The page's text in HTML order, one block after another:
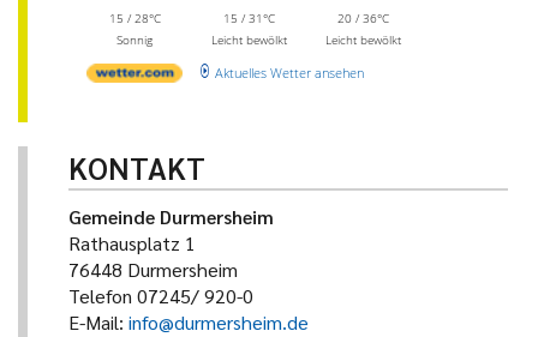
15 / 28°C
Sonnig
15 / 31°C
Leicht bewölkt
20 / 36°C
Leicht bewölkt
Aktuelles Wetter ansehen
KONTAKT
Gemeinde Durmersheim
Rathausplatz 1
76448 Durmersheim
Telefon 07245/ 920-0
E-Mail: info@durmersheim.de